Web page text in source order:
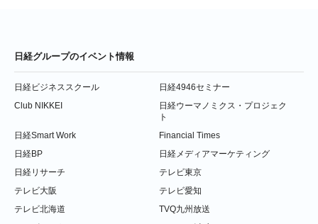
日経グループのイベント情報
日経ビジネススクール
日経4946セミナー
Club NIKKEI
日経ウーマノミクス・プロジェク
ト
日経Smart Work
Financial Times
日経BP
日経メディアマーケティング
日経リサーチ
テレビ東京
テレビ大阪
テレビ愛知
テレビ北海道
TVQ九州放送